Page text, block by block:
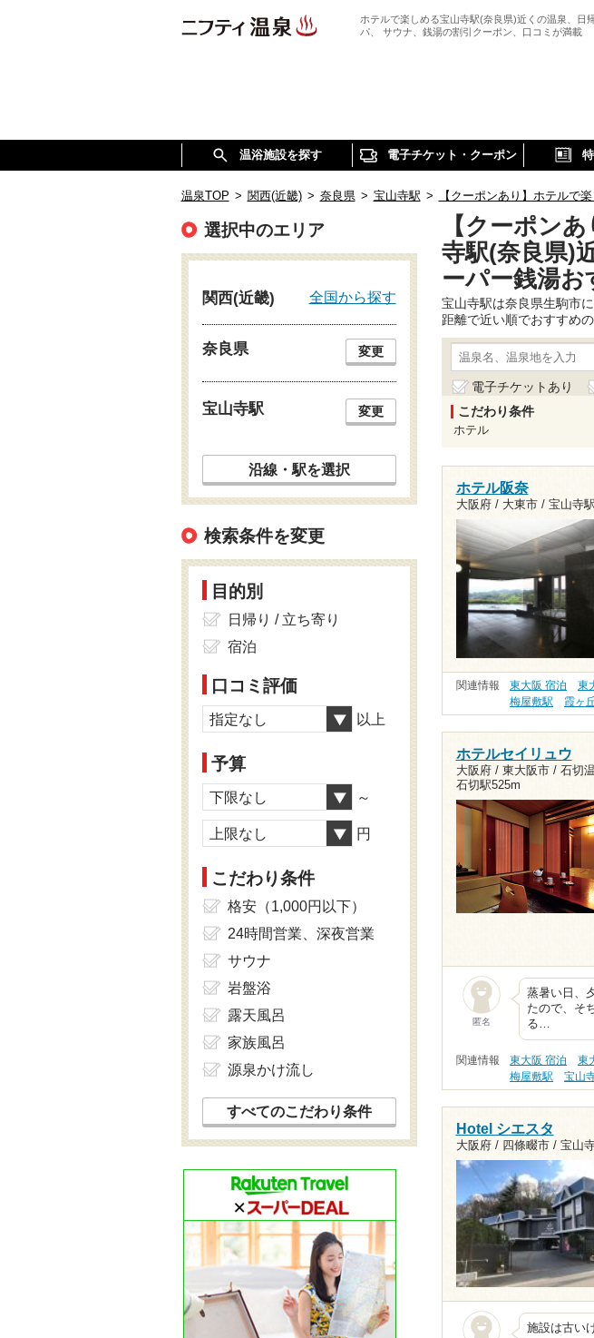
ホテルで楽しめる宝山寺駅(奈良県)近くの温泉、日
パ、 サウナ、銭湯の割引クーポン、口コミが満載
温浴施設を探す 電子チケット・クーポン
温泉TOP > 関西(近畿) > 奈良県 > 宝山寺駅 > 【クーポンあり】ホテルで
【クーポン
寺駅(奈良県)
ーパー銭湯お
宝山寺駅は奈良県生駒市
距離で近い順でおすすめ
電子チケットあり
こだわり条件
ホテル
ホテル阪奈
大阪府 / 大東市 / 宝山寺
関連情報 東大阪 宿泊 東
梅屋敷駅
霞ヶ
ホテルセイリュウ
大阪府 / 東大阪市 / 石切
石切駅525m
匿名
蒸暑い日、
たので、そ
る…
関連情報 東大阪 宿泊 東
梅屋敷駅
宝山
Hotel シエスタ
大阪府 / 四條畷市 / 宝山
施設は古い
選択中のエリア
関西(近畿) 全国から探す
奈良県 変更
宝山寺駅 変更
沿線・駅を選択
検索条件を変更
目的別
日帰り / 立ち寄り
宿泊
口コミ評価
指定なし 以上
予算
下限なし ～
上限なし 円
こだわり条件
格安（1,000円以下）
24時間営業、深夜営業
サウナ
岩盤浴
露天風呂
家族風呂
源泉かけ流し
すべてのこだわり条件